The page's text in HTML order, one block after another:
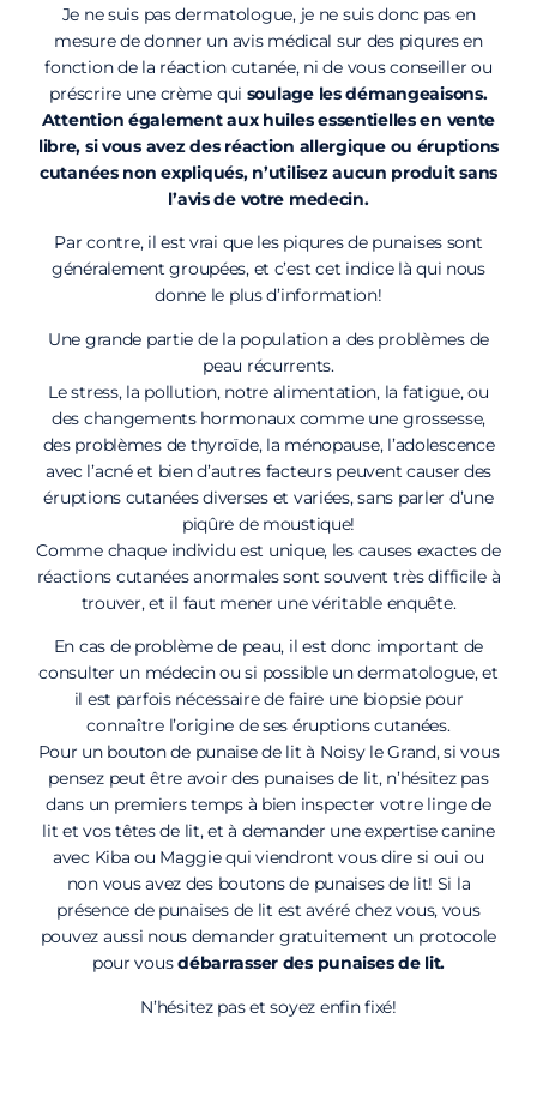
Je ne suis pas dermatologue, je ne suis donc pas en
mesure de donner un avis médical sur des piqures en
fonction de la réaction cutanée, ni de vous conseiller ou
préscrire une crème qui soulage les démangeaisons.
Attention également aux huiles essentielles en vente
libre, si vous avez des réaction allergique ou éruptions
cutanées non expliqués, n’utilisez aucun produit sans
l’avis de votre medecin.
Par contre, il est vrai que les piqures de punaises sont
généralement groupées, et c’est cet indice là qui nous
donne le plus d’information!
Une grande partie de la population a des problèmes de
peau récurrents.
Le stress, la pollution, notre alimentation, la fatigue, ou
des changements hormonaux comme une grossesse,
des problèmes de thyroïde, la ménopause, l’adolescence
avec l’acné et bien d’autres facteurs peuvent causer des
éruptions cutanées diverses et variées, sans parler d’une
piqûre de moustique!
Comme chaque individu est unique, les causes exactes de
réactions cutanées anormales sont souvent très difficile à
trouver, et il faut mener une véritable enquête.
En cas de problème de peau, il est donc important de
consulter un médecin ou si possible un dermatologue, et
il est parfois nécessaire de faire une biopsie pour
connaître l’origine de ses éruptions cutanées.
Pour un bouton de punaise de lit à Noisy le Grand, si vous
pensez peut être avoir des punaises de lit, n’hésitez pas
dans un premiers temps à bien inspecter votre linge de
lit et vos têtes de lit, et à demander une expertise canine
avec Kiba ou Maggie qui viendront vous dire si oui ou
non vous avez des boutons de punaises de lit! Si la
présence de punaises de lit est avéré chez vous, vous
pouvez aussi nous demander gratuitement un protocole
pour vousdébarrasser des punaises de lit.
N’hésitez pas et soyez enfin fixé!